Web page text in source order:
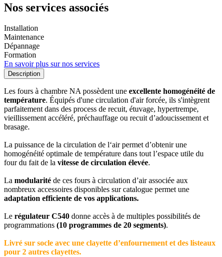
Nos services associés
Installation
Maintenance
Dépannage
Formation
En savoir plus sur nos services
Description
Les fours à chambre NA possèdent une excellente homogénéité de
température. Équipés d'une circulation d'air forcée, ils s'intègrent
parfaitement dans des process de recuit, étuvage, hypertrempe,
vieillissement accéléré, préchauffage ou recuit d’adoucissement et
brasage.
La puissance de la circulation de l‘air permet d’obtenir une
homogénéité optimale de température dans tout l’espace utile du
four du fait de la vitesse de circulation élevée.
La modularité de ces fours à circulation d’air associée aux
nombreux accessoires disponibles sur catalogue permet une
adaptation efficiente de vos applications.
Le régulateur C540 donne accès à de multiples possibilités de
programmations (10 programmes de 20 segments).
Livré sur socle avec une clayette d’enfournement et des listeaux
pour 2 autres clayettes.